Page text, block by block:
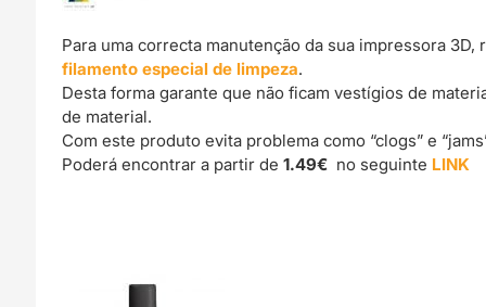
Para uma correcta manutenção da sua impressora
filamento especial de limpeza.
Desta forma garante que não ficam vestígios de
de material.
Com este produto evita problema como “clogs” e
Poderá encontrar a partir de1.49€ no seguinte LINK